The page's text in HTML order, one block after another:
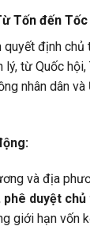
Tốn đến
quyết định
lý, từ Quốc
nhân dân và
và địa
phê duyệt
giới hạn vốn